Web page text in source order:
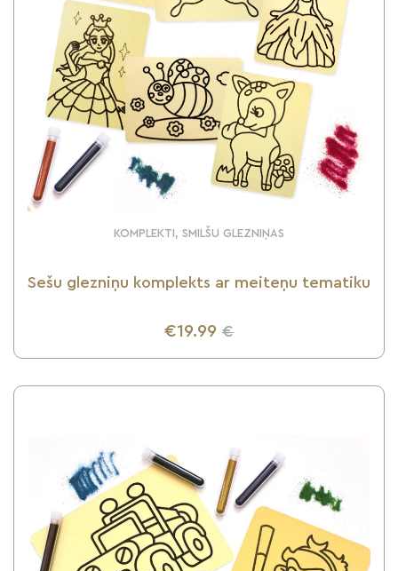
KOMPLEKTI, SMILŠU GLEZNIŅAS
Sešu glezniņu komplekts ar meiteņu tematiku
€19.99 €
UZZINI VAIRĀK